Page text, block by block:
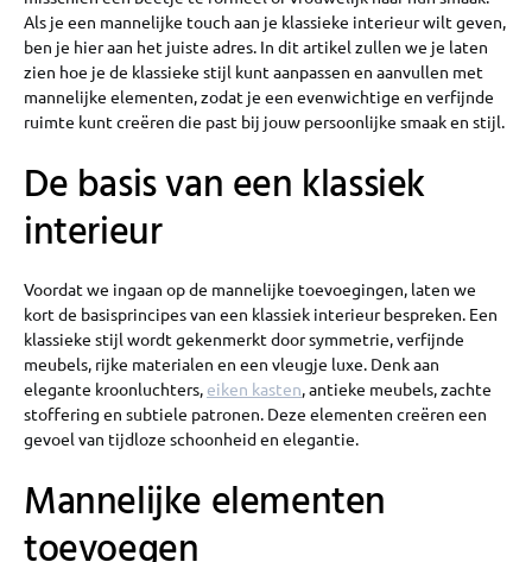
Als je een mannelijke touch aan je klassieke interieur wilt geven,
ben je hier aan het juiste adres. In dit artikel zullen we je laten
zien hoe je de klassieke stijl kunt aanpassen en aanvullen met
mannelijke elementen, zodat je een evenwichtige en verfijnde
ruimte kunt creëren die past bij jouw persoonlijke smaak en stijl.
De basis van een klassiek
interieur
Voordat we ingaan op de mannelijke toevoegingen, laten we
kort de basisprincipes van een klassiek interieur bespreken. Een
klassieke stijl wordt gekenmerkt door symmetrie, verfijnde
meubels, rijke materialen en een vleugje luxe. Denk aan
elegante kroonluchters, eiken kasten, antieke meubels, zachte
stoffering en subtiele patronen. Deze elementen creëren een
gevoel van tijdloze schoonheid en elegantie.
Mannelijke elementen